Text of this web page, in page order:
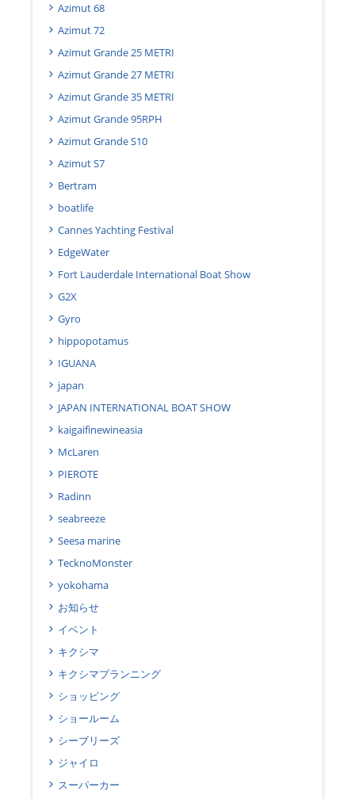
Azimut 68
Azimut 72
Azimut Grande 25 METRI
Azimut Grande 27 METRI
Azimut Grande 35 METRI
Azimut Grande 95RPH
Azimut Grande S10
Azimut S7
Bertram
boatlife
Cannes Yachting Festival
EdgeWater
Fort Lauderdale International Boat Show
G2X
Gyro
hippopotamus
IGUANA
japan
JAPAN INTERNATIONAL BOAT SHOW
kaigaifinewineasia
McLaren
PIEROTE
Radinn
seabreeze
Seesa marine
TecknoMonster
yokohama
お知らせ
イベント
キクシマ
キクシマプランニング
ショッピング
ショールーム
シーブリーズ
ジャイロ
スーパーカー